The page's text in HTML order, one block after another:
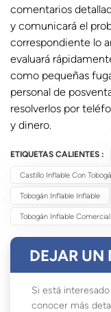
comentarios
y comunicará el
correspondiente lo
evaluará
como pequeñas
personal de
resolverlos por
y dinero.
ETIQUETAS CALIENTES :
Castillo Inflable Con
Tobogán Inflable Inflable
Tobogán Inflable
DEJAR UN
Si está
conocer más